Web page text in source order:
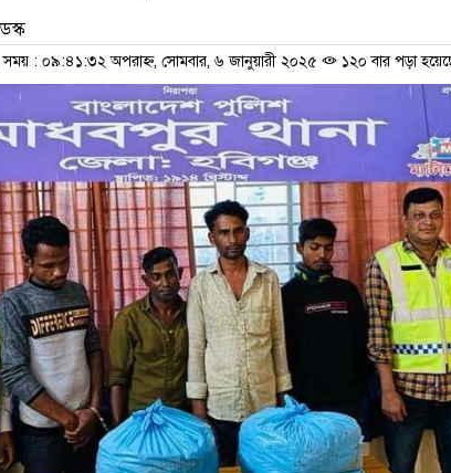
সময় : ০৯:৪১:৩২ অপরাহ্ন, সোমবার, ৬ জানুয়ারী ২০২৫ ১২০ বার পড়া